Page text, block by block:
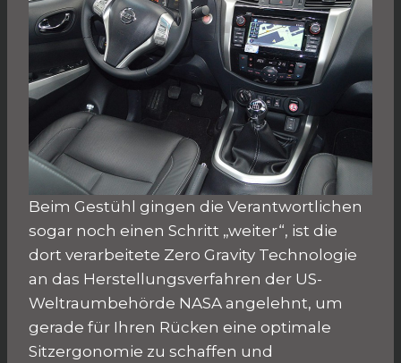
Beim Gestühl gingen die Verantwortlichen
sogar noch einen Schritt „weiter“, ist die
dort verarbeitete Zero Gravity Technologie
an das Herstellungsverfahren der US-
Weltraumbehörde NASA angelehnt, um
gerade für Ihren Rücken eine optimale
Sitzergonomie zu schaffen und